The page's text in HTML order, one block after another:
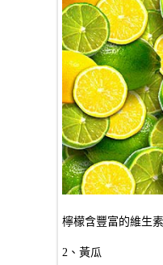
檸檬含豐富的維生
2、黃瓜